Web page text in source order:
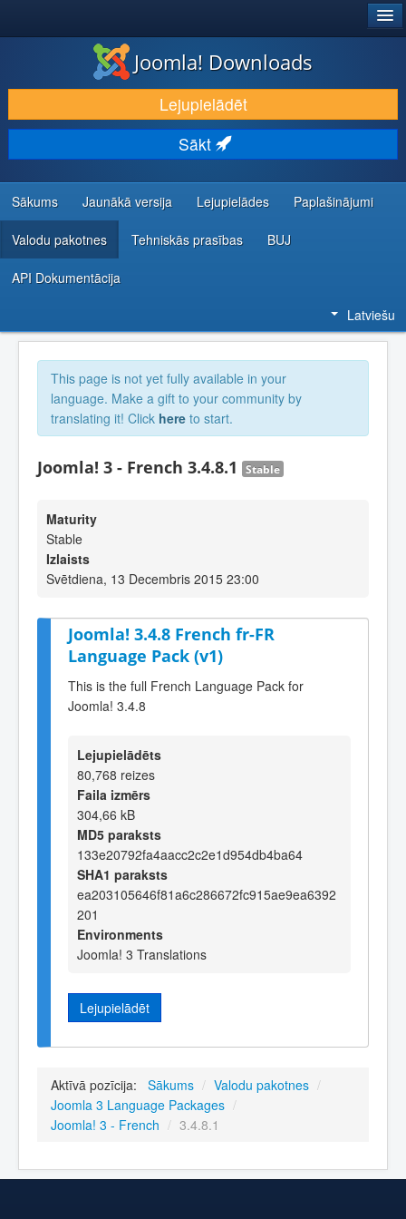
LEJUPIELĀDĒT UN PAPLAŠINĀT
ATKLĀJ UN IEMĀCIES
KOPIENA UN ATBALSTS
IZSTRĀDĀTĀJU RESURSI
Joomla! Downloads
Lejupielādēt
Sākt
Sākums Jaunākā versija Lejupielādes Paplašinājumi
Valodu pakotnes Tehniskās prasības BUJ
API Dokumentācija
Latviešu
This page is not yet fully available in your
language. Make a gift to your community by
translating it! Click here to start.
Joomla! 3 - French 3.4.8.1 Stable
Maturity
Stable
Izlaists
Svētdiena, 13 Decembris 2015 23:00
Joomla! 3.4.8 French fr-FR
Language Pack (v1)
This is the full French Language Pack for
Joomla! 3.4.8
Lejupielādēts
80,768 reizes
Faila izmērs
304,66 kB
MD5 paraksts
133e20792fa4aacc2c2e1d954db4ba64
SHA1 paraksts
ea203105646f81a6c286672fc915ae9ea6392
201
Environments
Joomla! 3 Translations
Lejupielādēt
Aktīvā pozīcija: Sākums / Valodu pakotnes /
Joomla 3 Language Packages /
Joomla! 3 - French / 3.4.8.1